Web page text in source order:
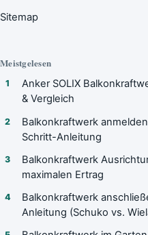
Sitemap
Meistgelesen
1
Anker SOLIX
& Vergleich
2
Balkonkraftwerk
Schritt-Anleitung
3
Balkonkraftwerk
maximalen Ertrag
4
Balkonkraftwerk
Anleitung (Schuko vs.